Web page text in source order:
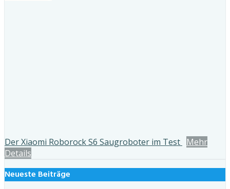
Der Xiaomi Roborock S6 Saugroboter im Test Mehr
Details
Neueste Beiträge